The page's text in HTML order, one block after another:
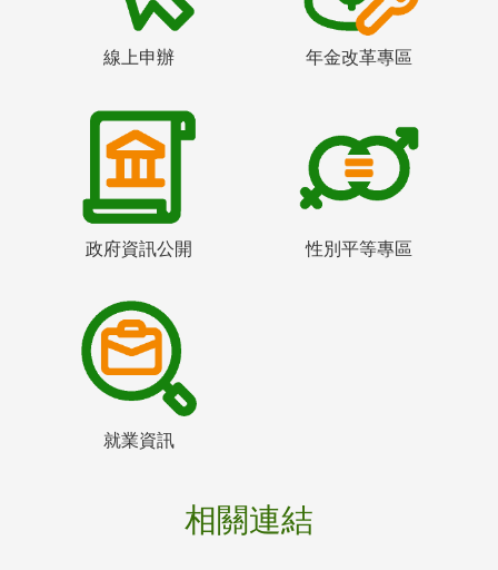
線上申辦 年金改革專區
政府資訊公開 性別平等專區
就業資訊
相關連結